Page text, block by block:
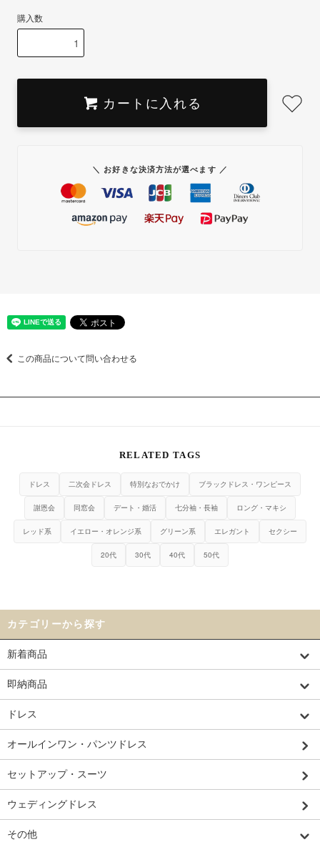
購入数
カートに入れる
＼ お好きな決済方法が選べます ／
この商品について問い合わせる
RELATED TAGS
ドレス 二次会ドレス 特別なおでかけ ブラックドレス・ワンピース
謝恩会 同窓会 デート・婚活 七分袖・長袖 ロング・マキシ
レッド系 イエロー・オレンジ系 グリーン系 エレガント セクシー
20代 30代 40代 50代
カテゴリーから探す
新着商品
即納商品
ドレス
オールインワン・パンツドレス
セットアップ・スーツ
ウェディングドレス
その他